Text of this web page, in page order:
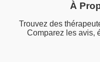
À
Trouvez des
Comparez les avis,